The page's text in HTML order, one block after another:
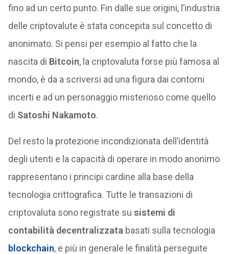
fino ad un certo punto. Fin dalle sue origini, l’industria
delle criptovalute è stata concepita sul concetto di
anonimato. Si pensi per esempio al fatto che la
nascita di Bitcoin, la criptovaluta forse più famosa al
mondo, è da a scriversi ad una figura dai contorni
incerti e ad un personaggio misterioso come quello
di Satoshi Nakamoto.
Del resto la protezione incondizionata dell’identità
degli utenti e la capacità di operare in modo anonimo
rappresentano i principi cardine alla base della
tecnologia crittografica. Tutte le transazioni di
criptovaluta sono registrate su sistemi di
contabilità decentralizzata basati sulla tecnologia
blockchain, e più in generale le finalità perseguite